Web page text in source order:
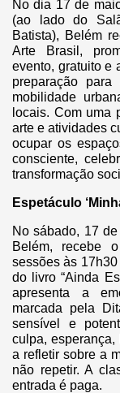
No dia 17 de
(ao lado do
Batista), Belém
Arte Brasil,
evento, gratuito e
preparação
mobilidade
locais. Com uma
arte e atividades
ocupar os
consciente,
transformação
Espetáculo
No sábado, 17
Belém, recebe
sessões às
do livro “Ainda
apresenta a
marcada pela
sensível e
culpa,
a refletir sobre a
não repetir. A
entrada é paga.